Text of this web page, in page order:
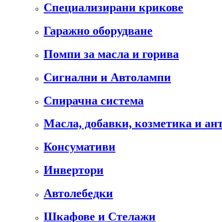
Специализирани крикове
Гаражно оборудване
Помпи за масла и горива
Сигнални и Автолампи
Спирачна система
Масла, добавки, козметика и
Консумативи
Инвертори
Автолебедки
Шкафове и Стелажи